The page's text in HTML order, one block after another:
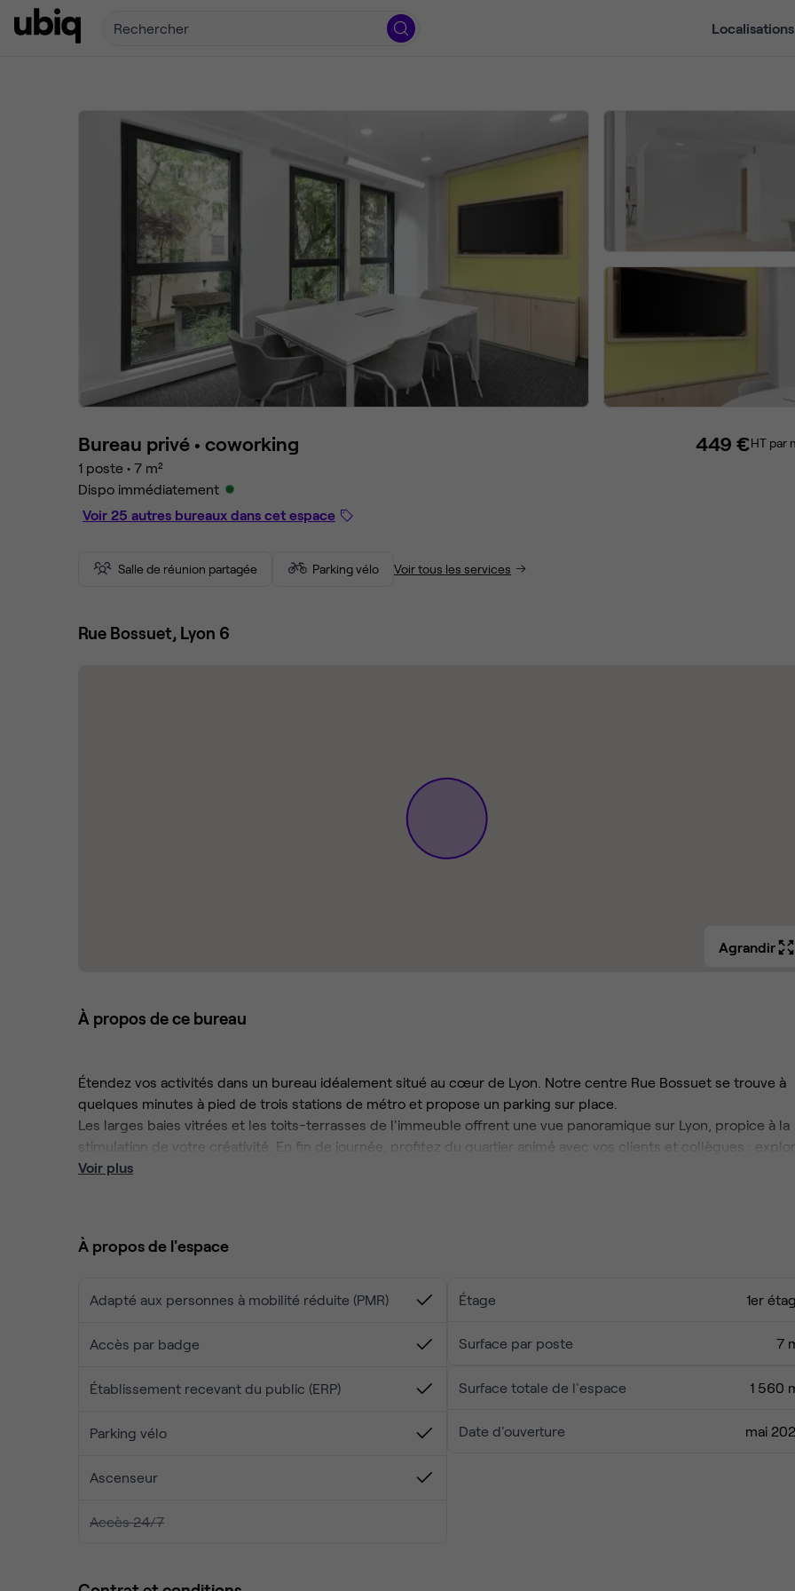
Rechercher Localisations
Bureau privé • coworking
1 poste • 7 m²
Dispo immédiatement
Voir 25 autres bureaux dans cet espace
449 €HT par
Salle de réunion partagée Parking vélo Voir tous les services
Rue Bossuet, Lyon 6
Agrandir
À propos de ce bureau
Étendez vos activités dans un bureau idéalement situé au cœur de Lyon. Notre centre Rue Bossuet se trouve à
quelques minutes à pied de trois stations de métro et propose un parking sur place.
Les larges baies vitrées et les toits-terrasses de l'immeuble offrent une vue panoramique sur Lyon, propice à la
stimulation de votre créativité. En fin de journée, profitez du quartier animé avec vos clients et collègues :
les nombreux restaurants à proximité ou découvrez des attractions telles que le Musée Guimet et le parc de la
Voir plus
À propos de l'espace
Adapté aux personnes à mobilité réduite (PMR)
Accès par badge
Établissement recevant du public (ERP)
Parking vélo
Ascenseur
Accès 24/7
Étage 1er
Surface par poste 7
Surface totale de l'espace 1 560
Date d'ouverture mai